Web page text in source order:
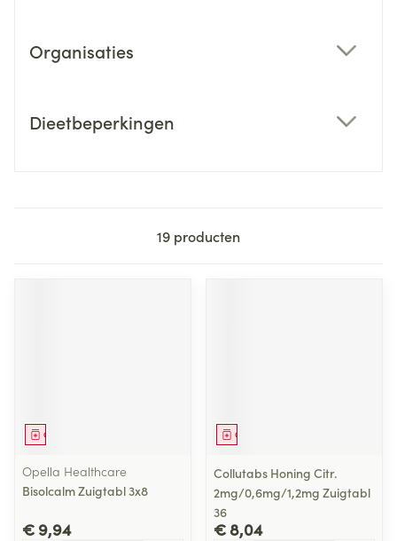
Organisaties
Dieetbeperkingen
19 producten
Geneesmiddel
Opella Healthcare
Bisolcalm Zuigtabl 3x8
€ 9,94
Geneesmiddel
Collutabs Honing Citr.
2mg/0,6mg/1,2mg Zuigtabl
36
€ 8,04